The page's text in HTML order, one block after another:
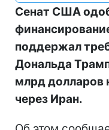
Сенат США
поддержал
Дональда
млрд долларов
через Иран.